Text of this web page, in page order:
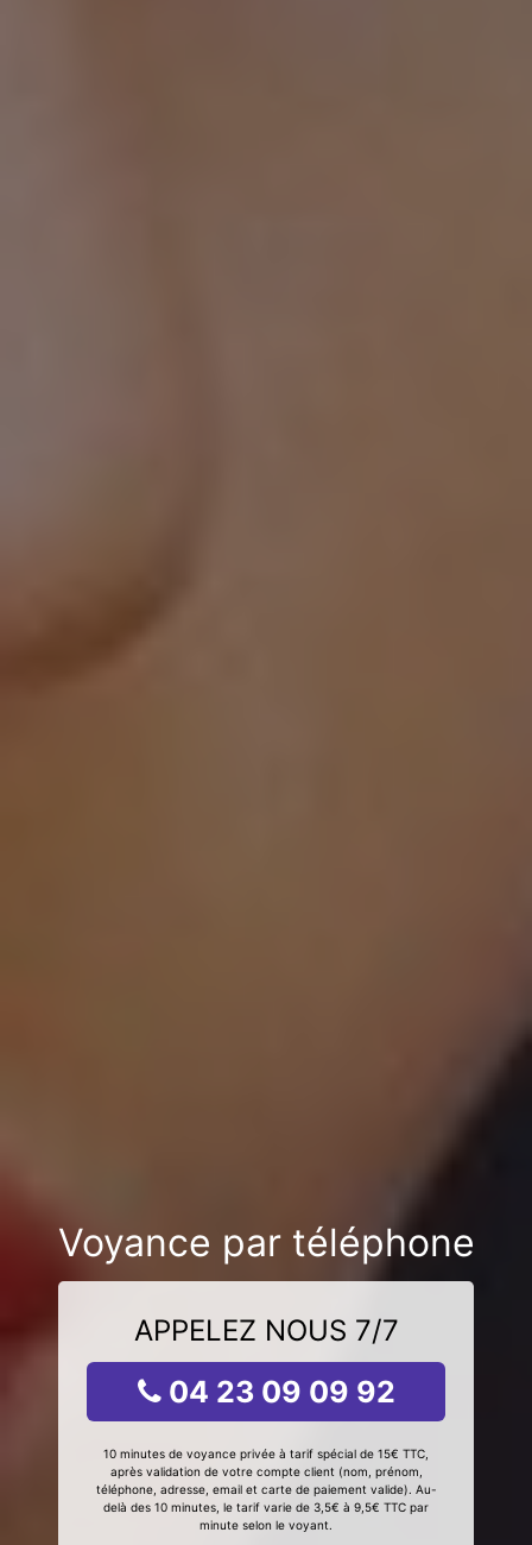
Voyance par téléphone
APPELEZ NOUS 7/7
04 23 09 09 92
10 minutes de voyance privée à tarif spécial de 15€ TTC,
après validation de votre compte client (nom, prénom,
téléphone, adresse, email et carte de paiement valide). Au-
delà des 10 minutes, le tarif varie de 3,5€ à 9,5€ TTC par
minute selon le voyant.